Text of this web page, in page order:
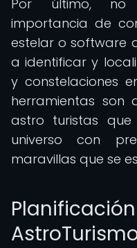
Por último, no
importancia de
estelar o software
a identificar y
y constelaciones
herramientas
astro turistas
universo con
maravillas que se